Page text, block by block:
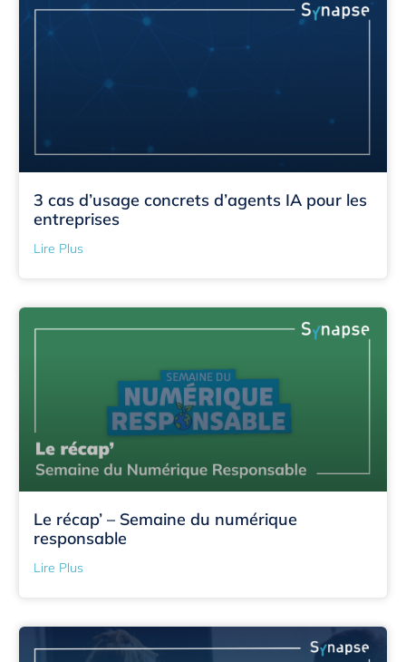
3 cas d’usage concrets d’agents IA pour les
entreprises
Lire Plus
Le récap’ – Semaine du numérique
responsable
Lire Plus